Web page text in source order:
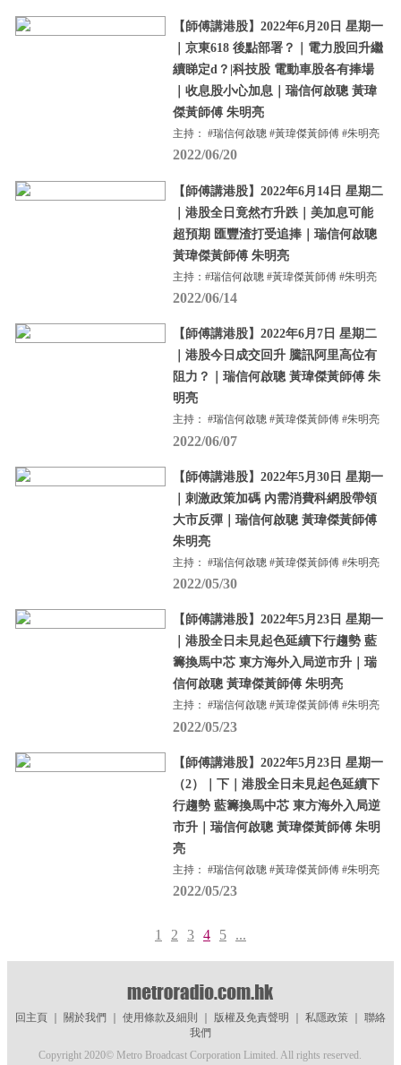
【師傅講港股】2022年6月20日 星期一
｜京東618 後點部署？｜電力股回升繼
續睇定d？|科技股 電動車股各有捧場
｜收息股小心加息｜瑞信何啟聰 黃瑋
傑黃師傅 朱明亮
主持： #瑞信何啟聰 #黃瑋傑黃師傅 #朱明亮
2022/06/20
【師傅講港股】2022年6月14日 星期二
｜港股全日竟然冇升跌｜美加息可能
超預期 匯豐渣打受追捧｜瑞信何啟聰
黃瑋傑黃師傅 朱明亮
主持：#瑞信何啟聰 #黃瑋傑黃師傅 #朱明亮
2022/06/14
【師傅講港股】2022年6月7日 星期二
｜港股今日成交回升 騰訊阿里高位有
阻力？｜瑞信何啟聰 黃瑋傑黃師傅 朱
明亮
主持： #瑞信何啟聰 #黃瑋傑黃師傅 #朱明亮
2022/06/07
【師傅講港股】2022年5月30日 星期一
｜刺激政策加碼 內需消費科網股帶領
大市反彈｜瑞信何啟聰 黃瑋傑黃師傅
朱明亮
主持： #瑞信何啟聰 #黃瑋傑黃師傅 #朱明亮
2022/05/30
【師傅講港股】2022年5月23日 星期一
｜港股全日未見起色延續下行趨勢 藍
籌換馬中芯 東方海外入局逆市升｜瑞
信何啟聰 黃瑋傑黃師傅 朱明亮
主持： #瑞信何啟聰 #黃瑋傑黃師傅 #朱明亮
2022/05/23
【師傅講港股】2022年5月23日 星期一
（2）｜下｜港股全日未見起色延續下
行趨勢 藍籌換馬中芯 東方海外入局逆
市升｜瑞信何啟聰 黃瑋傑黃師傅 朱明
亮
主持： #瑞信何啟聰 #黃瑋傑黃師傅 #朱明亮
2022/05/23
1 2 3 4 5 ...
回主頁｜ 關於我們 使用條款及細則 版權及免責聲明 私隱政策｜ 聯絡
我們
Copyright 2020© Metro Broadcast Corporation Limited. All rights reserved.